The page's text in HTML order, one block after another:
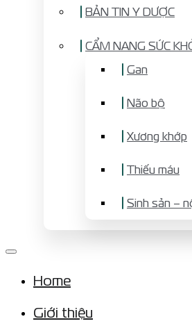
BẢN TIN Y DƯỢC
CẨM NANG SỨC
Gan
Não bộ
Xương khớp
Thiếu máu
Sinh sản –
Home
Giới thiệu